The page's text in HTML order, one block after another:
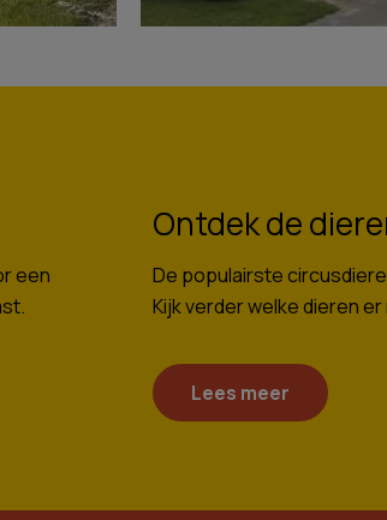
een
Ontdek de
De populairste
Kijk verder welke dieren
Lees meer